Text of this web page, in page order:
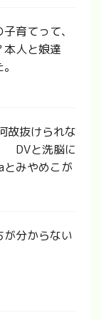
育てって、
本人と娘達
故抜けられな
DVと洗脳に
とみやめこが
が分からない